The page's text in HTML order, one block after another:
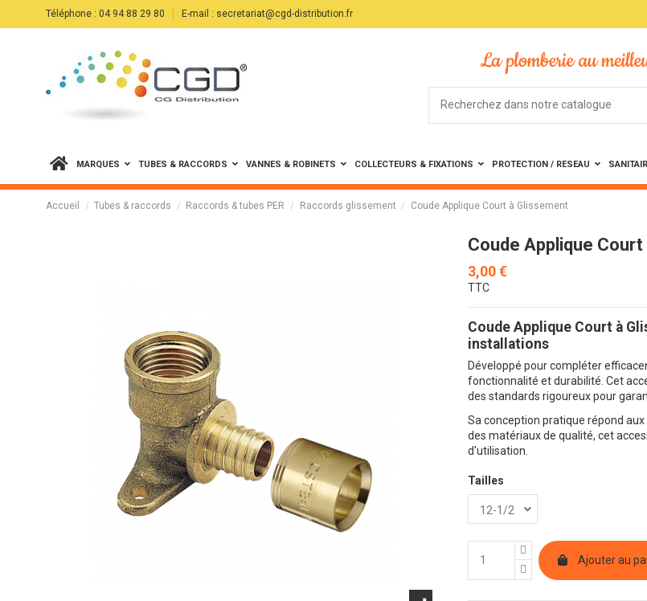
Téléphone : 04 94 88 29 80 E-mail : secretariat@cgd-distribution.fr
MARQUES TUBES & RACCORDS VANNES & ROBINETS COLLECTEURS & FIXATIONS PROTECTION / RESEAU
Accueil Tubes & raccords Raccords & tubes PER Raccords glissement Coude Applique Court à Glissement
Coude Applique
3,00 €
TTC
Coude Applique Court à
installations
Développé pour compléter
fonctionnalité et durabilité. Cet
des standards rigoureux pour
Sa conception pratique répond
des matériaux de qualité, cet
d'utilisation.
Tailles
Ajouter au